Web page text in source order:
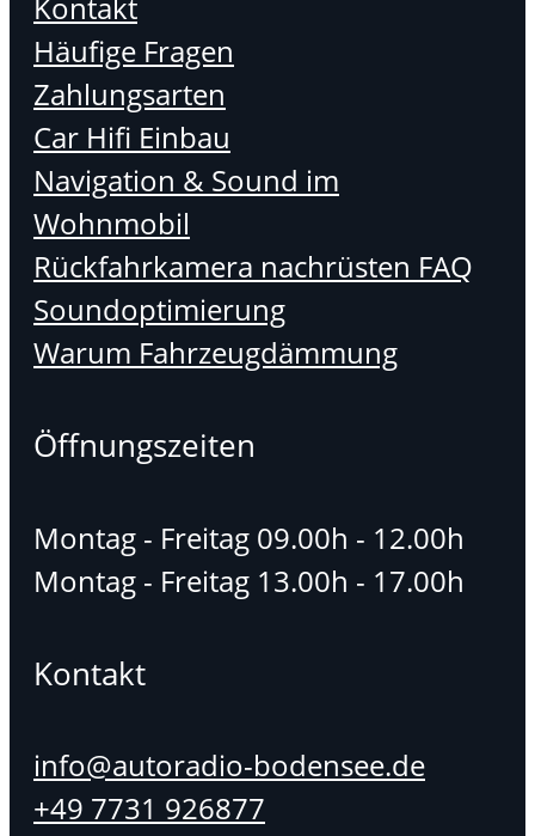
Kontakt
Häufige Fragen
Zahlungsarten
Car Hifi Einbau
Navigation & Sound im
Wohnmobil
Rückfahrkamera nachrüsten FAQ
Soundoptimierung
Warum Fahrzeugdämmung
Öffnungszeiten
Montag - Freitag 09.00h - 12.00h
Montag - Freitag 13.00h - 17.00h
Kontakt
info@autoradio-bodensee.de
+49 7731 926877